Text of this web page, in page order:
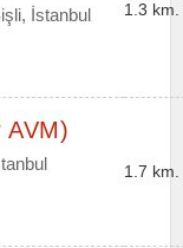
İstanbul 1.3 km.
AVM)
1.7 km.